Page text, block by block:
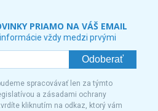
PRIAMO NA VÁŠ EMAIL
vždy medzi prvými
Odoberať
spracovávať len za týmto
a zásadami ochrany
kliknutím na odkaz, ktorý vám